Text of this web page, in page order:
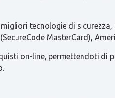
tecnologie di
MasterCard),
on-line, permettendoti di